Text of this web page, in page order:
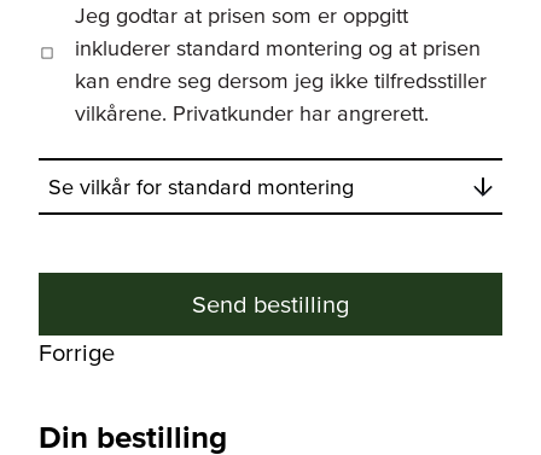
Jeg godtar at prisen som er oppgitt
inkluderer standard montering og at prisen
kan endre seg dersom jeg ikke tilfredsstiller
vilkårene. Privatkunder har angrerett.
Se vilkår for standard montering
Forrige
Send bestilling
Din bestilling